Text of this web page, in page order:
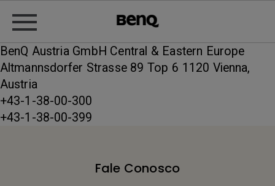
BenQ Austria GmbH Central & Eastern Europe
Altmannsdorfer Strasse 89 Top 6 1120 Vienna,
Austria
+43-1-38-00-300
+43-1-38-00-399
Fale Conosco